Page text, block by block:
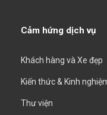
Cảm hứng dịch vụ
Khách hàng và Xe đẹp
Kiến thức & Kinh
Thư viện